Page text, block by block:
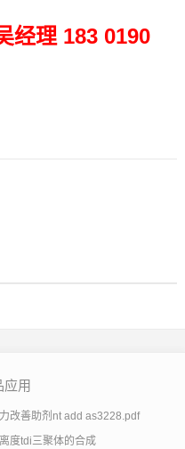
经理 183 0190
应用
改善助剂nt add as3228.pdf
度tdi三聚体的合成